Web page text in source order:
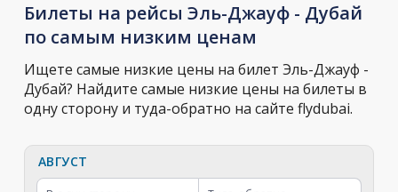
Билеты на рейсы Эль-Джауф - Дубай
по самым низким ценам
Ищете самые низкие цены на билет Эль-Джауф -
Дубай? Найдите самые низкие цены на билеты в
одну сторону и туда-обратно на сайте flydubai.
АВГУСТ